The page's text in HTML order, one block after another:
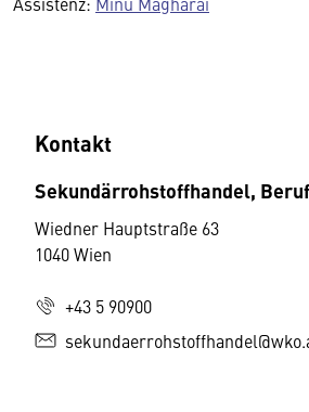
Kontakt
Sekundärrohstoffhandel,
Wiedner Hauptstraße 63
1040 Wien
+43 5 90900